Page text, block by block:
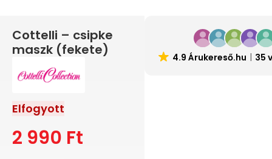
Cottelli – csipke
maszk (fekete)
Elfogyott
2 990 Ft
4.9 Árukereső.hu 35